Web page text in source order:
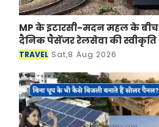
MP के इटारसी-मदन महल के बीच
दैनिक पैसेंजर रेलसेवा की स्वीकृति
TRAVEL Sat,8 Aug 2026